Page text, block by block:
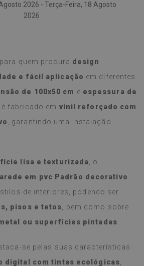
2026 - Terça-Feira, 18 Agosto
2026
quem procura design
e fácil aplicação em diferentes
de 100x50 cm e espessura de
é fabricado em vinil reforçado com
, garantindo uma instalação
lisa e texturizada
, o
em pvc Padrão decorativo
de interiores, podendo ser
pisos e tetos , bem como sobre
ou superfícies pintadas
se pelas suas características
digital com tintas ecológicas